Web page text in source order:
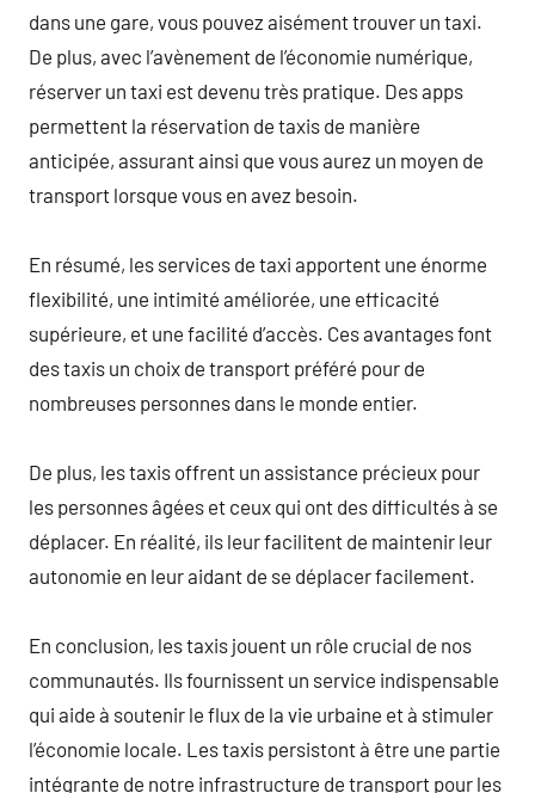
dans une gare, vous pouvez aisément trouver un taxi.
De plus, avec l’avènement de l’économie numérique,
réserver un taxi est devenu très pratique. Des apps
permettent la réservation de taxis de manière
anticipée, assurant ainsi que vous aurez un moyen de
transport lorsque vous en avez besoin.
En résumé, les services de taxi apportent une énorme
flexibilité, une intimité améliorée, une efficacité
supérieure, et une facilité d’accès. Ces avantages font
des taxis un choix de transport préféré pour de
nombreuses personnes dans le monde entier.
De plus, les taxis offrent un assistance précieux pour
les personnes âgées et ceux qui ont des difficultés à se
déplacer. En réalité, ils leur facilitent de maintenir leur
autonomie en leur aidant de se déplacer facilement.
En conclusion, les taxis jouent un rôle crucial de nos
communautés. Ils fournissent un service indispensable
qui aide à soutenir le flux de la vie urbaine et à stimuler
l’économie locale. Les taxis persistont à être une partie
intégrante de notre infrastructure de transport pour les